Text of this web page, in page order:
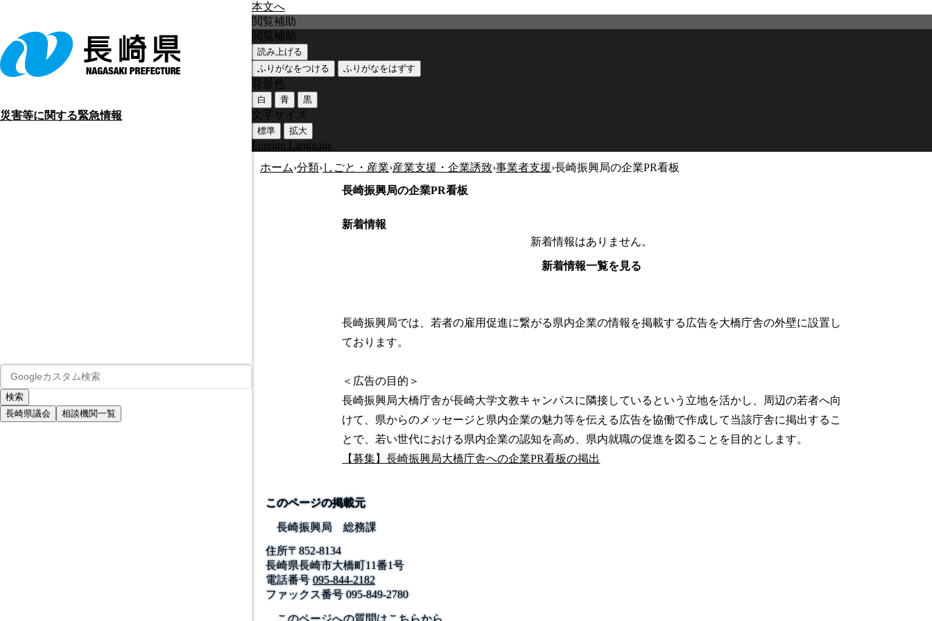
本文へ
災害等に関する緊急情報
長崎県議会 相談機関一覧
閲覧補助
閲覧補助
読み上げる
ふりがなをつける
ふりがなをはずす
背景色
白 青 黒
文字サイズ
標準 拡大
Foreign Language
ホーム›分類›しごと・産業›産業支援・企業誘致›事業者支援›長崎振興局の企業PR看板
長崎振興局の企業PR看板
新着情報
新着情報はありません。
新着情報一覧を見る
長崎振興局では、若者の雇用促進に繋がる県内企業の情報を掲載する広告を大橋庁舎の外壁に設置し
ております。
＜広告の目的＞
長崎振興局大橋庁舎が長崎大学文教キャンパスに隣接しているという立地を活かし、周辺の若者へ向
けて、県からのメッセージと県内企業の魅力等を伝える広告を協働で作成して当該庁舎に掲出するこ
とで、若い世代における県内企業の認知を高め、県内就職の促進を図ることを目的とします。
【募集】長崎振興局大橋庁舎への企業PR看板の掲出
このページの掲載元
長崎振興局 総務課
住所〒852-8134
長崎県長崎市大橋町11番1号
電話番号 095-844-2182
ファックス番号095-849-2780
このページへの質問はこちらから
公式SNS
このサイトについて